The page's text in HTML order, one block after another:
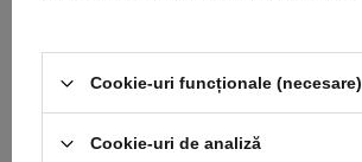
5/5
Cookie-uri funcționale (necesare)
Cookie-uri de analiză